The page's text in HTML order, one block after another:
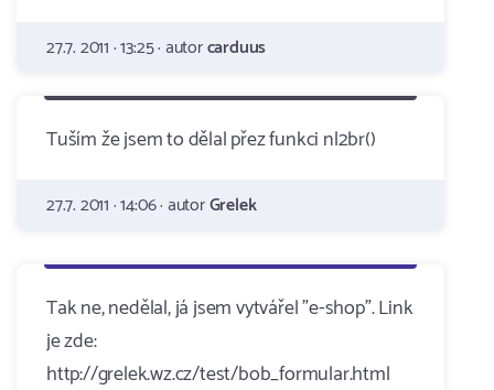
27.7. 2011 · 13:25 · autorcarduus
Tuším že jsem to dělal přez funkci nl2br()
27.7. 2011 · 14:06 · autorGrelek
Tak ne, nedělal, já jsem vytvářel "e-shop". Link
je zde:
http://grelek.wz.cz/test/bob_formular.html